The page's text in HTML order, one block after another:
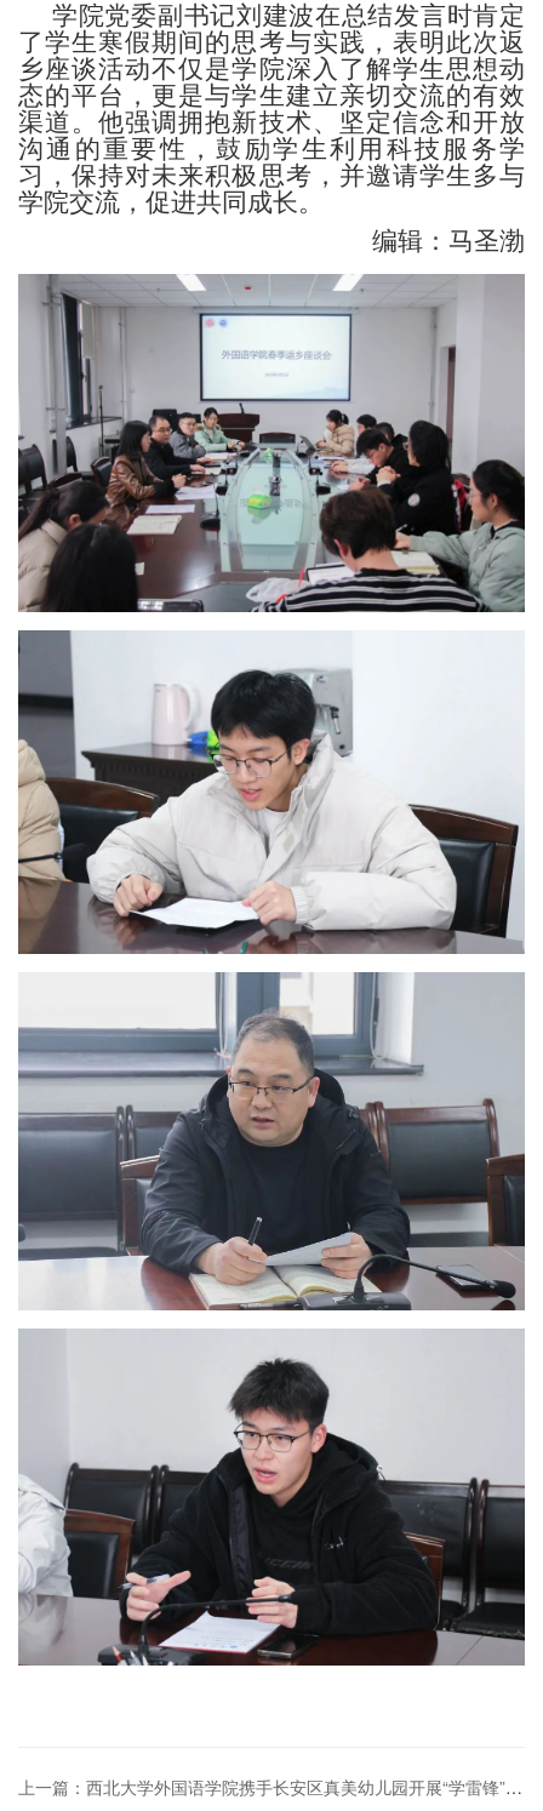
学院党委副书记刘建波在总结发言时肯定
了学生寒假期间的思考与实践，表明此次返
乡座谈活动不仅是学院深入了解学生思想动
态的平台，更是与学生建立亲切交流的有效
渠道。他强调拥抱新技术、坚定信念和开放
沟通的重要性，鼓励学生利用科技服务学
习，保持对未来积极思考，并邀请学生多与
学院交流，促进共同成长。
编辑：马圣渤
上一篇：西北大学外国语学院携手长安区真美幼儿园开展“学雷锋”主题活动